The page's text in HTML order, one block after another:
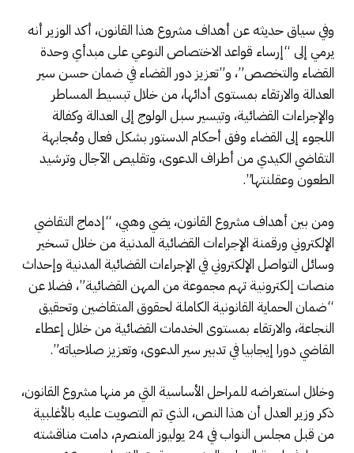
وفي سياق حديثه عن أهداف مشروع هذا القانون، أكد الوزير أنه
يرمي إلى “إرساء قواعد الاختصاص النوعي على مبدأي وحدة
القضاء والتخصص”، و”تعزيز دور القضاء في ضمان حسن سير
العدالة والارتقاء بمستوى أدائها، من خلال تبسيط المساطر
والإجراءات القضائية، وتيسير سبل الولوج إلى العدالة وكفالة
اللجوء إلى القضاء وفق أحكام الدستور بشكل فعال ومُجابهة
التقاضي الكيدي من أطراف الدعوى، وتقليص الآجال وترشيد
الطعون وعقلنتها”.
ومن بين أهداف مشروع القانون، يضي وهبي، “إدماج التقاضي
الإلكتروني ورقمنة الإجراءات القضائية المدنية من خلال تسخير
وسائل التواصل الإلكتروني في الإجراءات القضائية المدنية وإحداث
منصات إلكترونية تهم مجموعة من المهن القضائية”، فضلا عن
“ضمان الحماية القانونية الكاملة لحقوق المتقاضين وتحقيق
النجاعة، والارتقاء بمستوى الخدمات القضائية من خلال إعطاء
القاضي دورا إيجابيا في تدبير سير الدعوى، وتعزيز صلاحياته”.
وخلال استعراضه للمراحل الأساسية التي مر منها مشروع القانون،
ذكر وزير العدل أن هذا النص، الذي تم التصويت عليه بالأغلبية
من قبل مجلس النواب في 24 يوليوز المنصرم، دامت مناقشته